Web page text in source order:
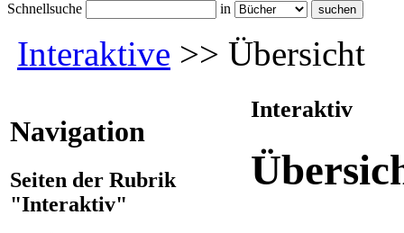
Schnellsuche in
Interaktive >> Übersicht
Navigation
Seiten der Rubrik
"Interaktiv"
Interaktiv